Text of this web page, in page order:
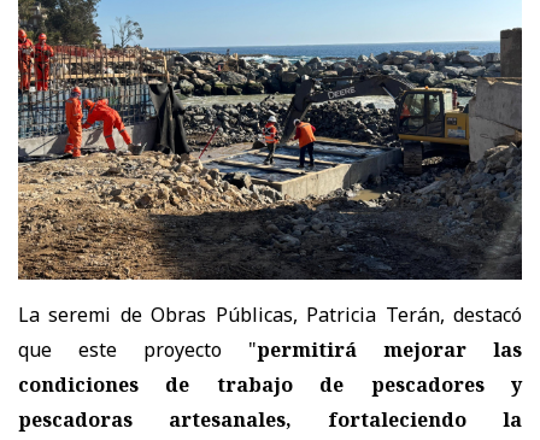
La seremi de Obras Públicas, Patricia Terán, destacó
que este proyecto "permitirá mejorar las
condiciones de trabajo de pescadores y
pescadoras artesanales, fortaleciendo la